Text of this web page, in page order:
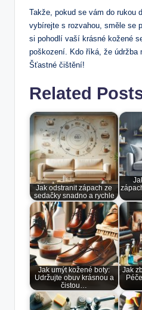
Takže, pokud se vám do rukou
vybírejte s rozvahou, směle se
si pohodlí vaší krásné kožené
poškození. Kdo říká, že údržba
Šťastné čištění!
Related
Jak odstranit zápach ze
sedačky snadno a rychle
Jak umýt kožené boty:
Udržujte obuv krásnou a
čistou…
Jak